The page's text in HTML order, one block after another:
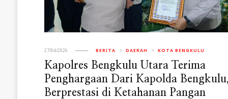
27/04/2026 BERITA DAERAH KOTA BENGKULU
Kapolres Bengkulu Utara Terima
Penghargaan Dari Kapolda
Berprestasi di Ketahanan Pangan